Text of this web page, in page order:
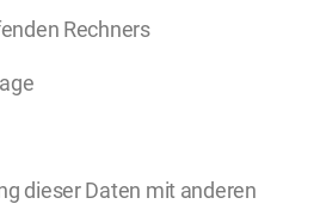
Rechners
dieser Daten mit anderen